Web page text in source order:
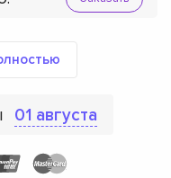
01 августа